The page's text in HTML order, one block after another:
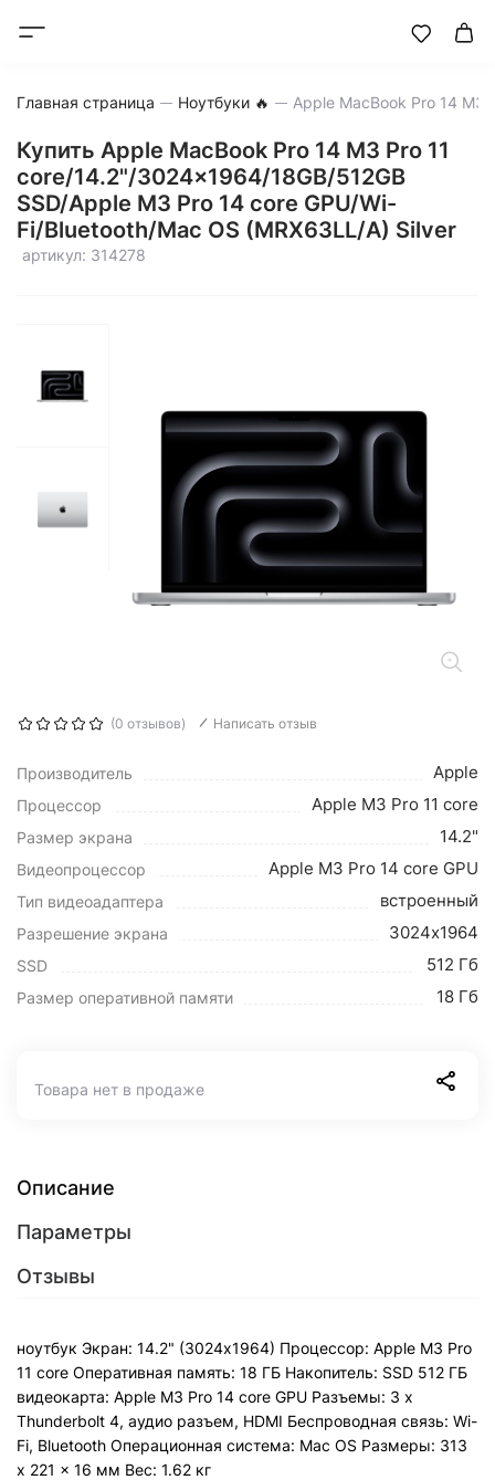
Главная страница Ноутбуки 🔥
Купить Apple MacBook Pro 14 M3 Pro 11
core/14.2"/3024x1964/18GB/512GB
SSD/Apple M3 Pro 14 core GPU/Wi-
Fi/Bluetooth/Mac OS (MRX63LL/A) Silver
артикул: 314278
(0 отзывов) Написать отзыв
Производитель Apple
Процессор Apple M3 Pro 11 core
Размер экрана 14.2"
Видеопроцессор Apple M3 Pro 14 core GPU
Тип видеоадаптера встроенный
Разрешение экрана 3024х1964
SSD 512 Гб
Размер оперативной памяти 18 Гб
Товара нет в продаже
Описание
Параметры
Отзывы
ноутбук Экран: 14.2" (3024x1964) Процессор: Apple M3 Pro
11 core Оперативная память: 18 ГБ Накопитель: SSD 512 ГБ
видеокарта: Apple M3 Pro 14 core GPU Разъемы: 3 x
Thunderbolt 4, аудио разъем, HDMI Беспроводная связь: Wi-
Fi, Bluetooth Операционная система: Mac OS Pазмеры: 313
x 221 x 16 мм Вес: 1.62 кг